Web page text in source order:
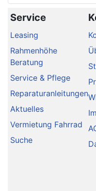
Service
Leasing
Rahmenhöhe
Beratung
Service & Pflege
Reparaturanleitungen
Aktuelles
Vermietung Fahrrad
Suche